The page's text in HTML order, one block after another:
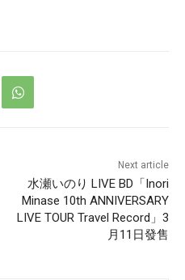
Next article
水瀬いのり LIVE BD「Inori
Minase 10th ANNIVERSARY
LIVE TOUR Travel Record」3
月11日發售